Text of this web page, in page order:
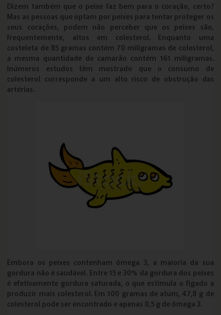
Dizem também que o peixe faz bem para o coração, certo?
Mas as pessoas que optam por peixes para tentar proteger os
seus corações, podem não perceber que os peixes são,
frequentemente, altos em colesterol. Enquanto uma
costeleta de 85 gramas contém 70 miligramas de colesterol,
a mesma quantidade de camarão contém 161 miligramas.
Inúmeros estudos têm mostrado que o consumo de
colesterol corresponde a um alto risco de obstrução das
artérias.
Embora os peixes contenham ômega 3, a maioria da sua
gordura não é saudável. Entre 15 e 30% da gordura dos peixes
é efetivamente gordura saturada, o que estimula o fígado a
produzir mais colesterol. Em 100 gramas de atum, 47,8 g de
colesterol pode ser encontrado e apenas 0,5 g de ômega 3.